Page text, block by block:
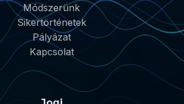
Módszerünk
Sikertörténetek
Pályázat
Kapcsolat